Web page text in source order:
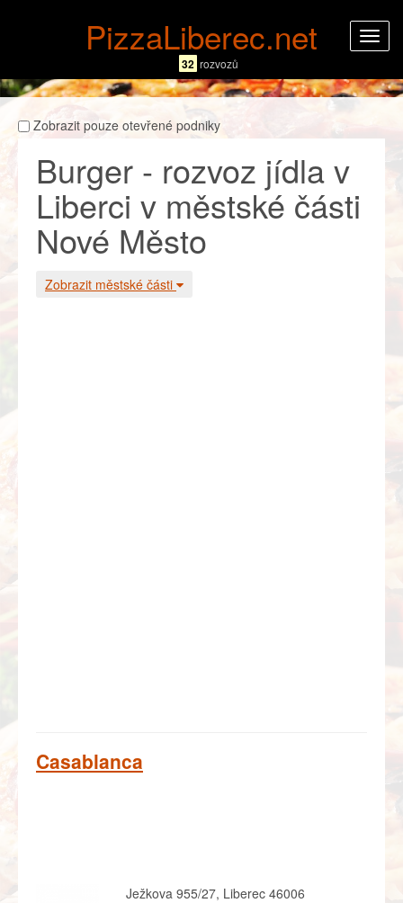
PizzaLiberec.net
32 rozvozů
Zobrazit pouze otevřené podniky
Burger - rozvoz jídla v
Liberci v městské části
Nové Město
Zobrazit městské části
Casablanca
Ježkova 955/27, Liberec 46006